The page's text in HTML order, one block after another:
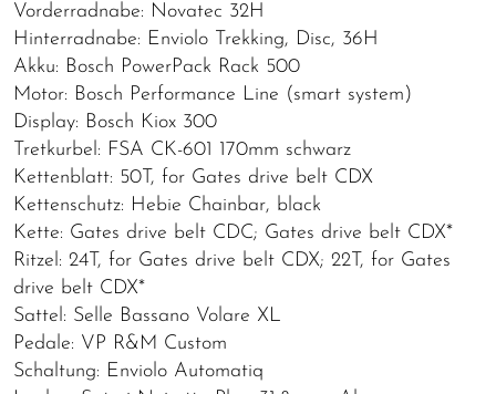
Vorderradnabe: Novatec 32H
Hinterradnabe: Enviolo Trekking, Disc, 36H
Akku: Bosch PowerPack Rack 500
Motor: Bosch Performance Line (smart system)
Display: Bosch Kiox 300
Tretkurbel: FSA CK-601 170mm schwarz
Kettenblatt: 50T, for Gates drive belt CDX
Kettenschutz: Hebie Chainbar, black
Kette: Gates drive belt CDC; Gates drive belt CDX*
Ritzel: 24T, for Gates drive belt CDX; 22T, for Gates
drive belt CDX*
Sattel: Selle Bassano Volare XL
Pedale: VP R&M Custom
Schaltung: Enviolo Automatiq